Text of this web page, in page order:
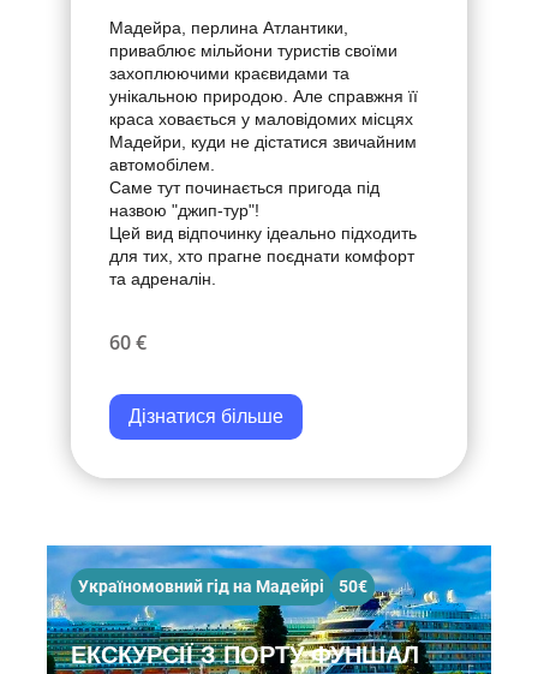
Мадейра, перлина Атлантики,
приваблює мільйони туристів своїми
захоплюючими краєвидами та
унікальною природою. Але справжня її
краса ховається у маловідомих місцях
Мадейри, куди не дістатися звичайним
автомобілем.
Саме тут починається пригода під
назвою "джип-тур"!
Цей вид відпочинку ідеально підходить
для тих, хто прагне поєднати комфорт
та адреналін.
60 €
Дізнатися більше
Україномовний гід на Мадейрі 50€
ЕКСКУРСІЇ З ПОРТУ ФУНШАЛ